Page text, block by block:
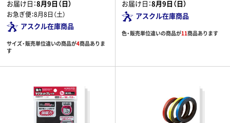
お届け日：8月9日（日）
お急ぎ便：8月8日（土）
アスクル在庫商品
サイズ・販売単位違いの商品が4商品ありま
す
お届け日：8月9日（日）
アスクル在庫商品
色・販売単位違いの商品が11商品あります